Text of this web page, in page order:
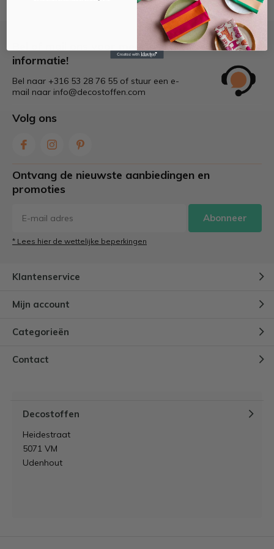
informatie!
Bel naar +316 53 28 76 55 of stuur een e-
mail naar info@decostoffen.com
Volg ons
Ontvang de nieuwste aanbiedingen en
promoties
Abonneer
* Lees hier de wettelijke beperkingen
Klantenservice
Mijn account
Categorieën
Contact
Decostoffen
Heidestraat
5071 VM
Udenhout